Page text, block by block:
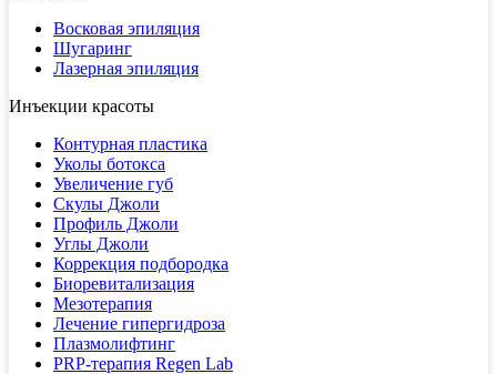
Восковая эпиляция
Шугаринг
Лазерная эпиляция
Инъекции красоты
Контурная пластика
Уколы ботокса
Увеличение губ
Скулы Джоли
Профиль Джоли
Углы Джоли
Коррекция подбородка
Биоревитализация
Мезотерапия
Лечение гипергидроза
Плазмолифтинг
PRP-терапия Regen Lab